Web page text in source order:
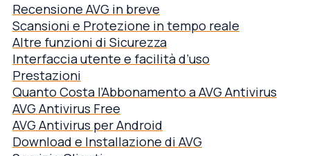
Recensione AVG in breve
Scansioni e Protezione in tempo reale
Altre funzioni di Sicurezza
Interfaccia utente e facilità d’uso
Prestazioni
Quanto Costa l’Abbonamento a AVG Antivirus
AVG Antivirus Free
AVG Antivirus per Android
Download e Installazione di AVG